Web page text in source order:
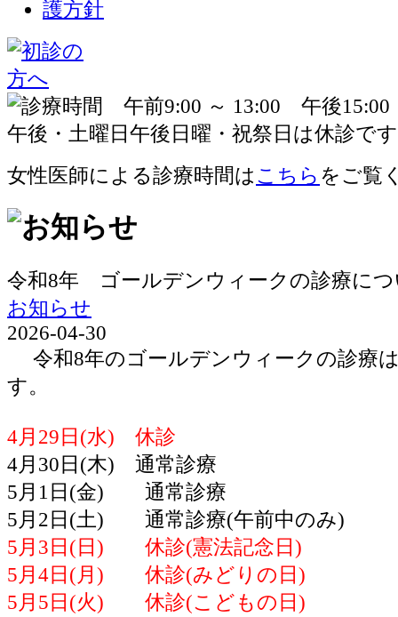
女性医師による診療時間は こちら をご覧
令和8年 ゴールデンウィークの診療に
お知らせ
2026-04-30
令和8年のゴールデンウィークの診療
す。
4月29日(水) 休診
4月30日(木) 通常診療
5月1日(金) 通常診療
5月2日(土) 通常診療(午前中のみ)
5月3日(日) 休診(憲法記念日)
5月4日(月) 休診(みどりの日)
5月5日(火) 休診(こどもの日)